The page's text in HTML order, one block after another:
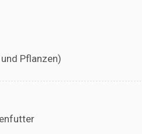
Pflanzen)